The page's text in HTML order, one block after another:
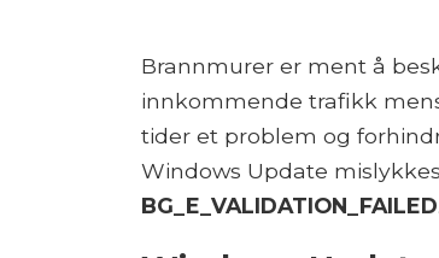
Brannmurer er ment å
innkommende trafikk
tider et problem og
Windows Update
BG_E_VALIDATION_FAILED